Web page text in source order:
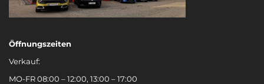
Öffnungszeiten
Verkauf:
MO-FR 08:00 – 12:00, 13:00 – 17:00